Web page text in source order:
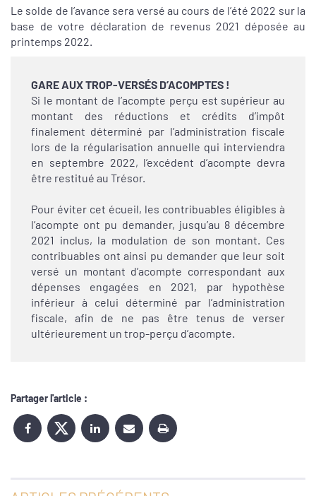
Le solde de l’avance sera versé au cours de l’été 2022 sur la
base de votre déclaration de revenus 2021 déposée au
printemps 2022.
GARE AUX TROP-VERSÉS D’ACOMPTES !
Si le montant de l’acompte perçu est supérieur au
montant des réductions et crédits d’impôt
finalement déterminé par l’administration fiscale
lors de la régularisation annuelle qui interviendra
en septembre 2022, l’excédent d’acompte devra
être restitué au Trésor.
Pour éviter cet écueil, les contribuables éligibles à
l’acompte ont pu demander, jusqu’au 8 décembre
2021 inclus, la modulation de son montant. Ces
contribuables ont ainsi pu demander que leur soit
versé un montant d’acompte correspondant aux
dépenses engagées en 2021, par hypothèse
inférieur à celui déterminé par l’administration
fiscale, afin de ne pas être tenus de verser
ultérieurement un trop-perçu d’acompte.
Partager l'article :